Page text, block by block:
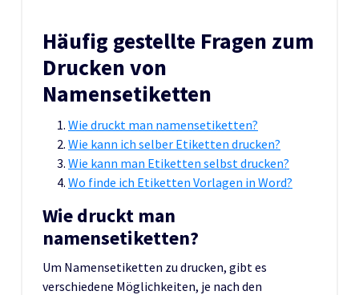
Häufig gestellte Fragen zum
Drucken von
Namensetiketten
Wie druckt man namensetiketten?
Wie kann ich selber Etiketten drucken?
Wie kann man Etiketten selbst drucken?
Wo finde ich Etiketten Vorlagen in Word?
Wie druckt man
namensetiketten?
Um Namensetiketten zu drucken, gibt es
verschiedene Möglichkeiten, je nach den